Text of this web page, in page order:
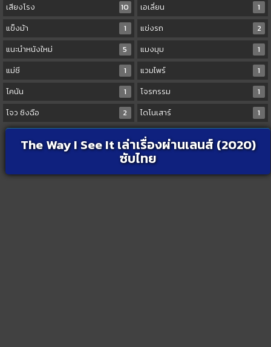
เสียงโรง
10 เอเลี่ยน
1
แข็งม้า
1 แข่งรถ
2
แนะนำหนังใหม่
5 แมงมุม
1
แม่ชี
1 แวมไพร์
1
โคนัน
1 โจรกรรม
1
โจว ซิงฉือ
2 ไดโนเสาร์ 1
The Way I See It เล่าเรื่องผ่านเลนส์ (2020)
ซับไทย